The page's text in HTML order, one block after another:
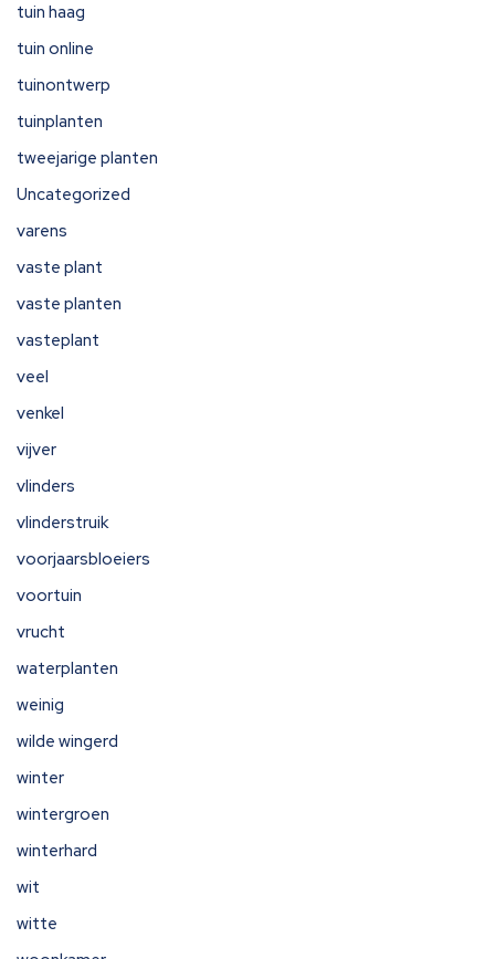
tuin haag
tuin online
tuinontwerp
tuinplanten
tweejarige planten
Uncategorized
varens
vaste plant
vaste planten
vasteplant
veel
venkel
vijver
vlinders
vlinderstruik
voorjaarsbloeiers
voortuin
vrucht
waterplanten
weinig
wilde wingerd
winter
wintergroen
winterhard
wit
witte